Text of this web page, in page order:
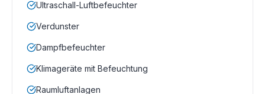
Ultraschall-Luftbefeuchter
Verdunster
Dampfbefeuchter
Klimageräte mit Befeuchtung
Raumluftanlagen